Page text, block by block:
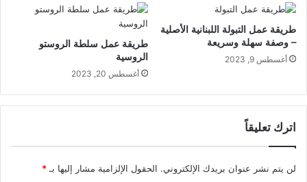
طريقة عمل التبولة اللبنانية الأصلية
– وصفة سهلة وسريعة
أغسطس 9, 2023
طريقة عمل سلطة الروستو
الروسية
أغسطس 20, 2023
اترك تعليقاً
لن يتم نشر عنوان بريدك الإلكتروني. الحقول الإلزامية مشار إليها بـ *